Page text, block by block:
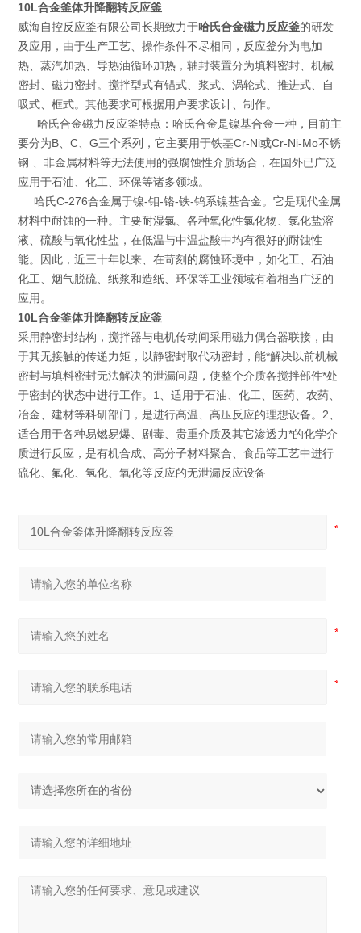
10L合金釜体升降翻转反应釜
威海自控反应釜有限公司长期致力于哈氏合金磁力反应釜的研发
及应用，由于生产工艺、操作条件不尽相同，反应釜分为电加
热、蒸汽加热、导热油循环加热，轴封装置分为填料密封、机械
密封、磁力密封。搅拌型式有锚式、浆式、涡轮式、推进式、自
吸式、框式。其他要求可根据用户要求设计、制作。
哈氏合金磁力反应釜特点：哈氏合金是镍基合金一种，目前主
要分为B、C、G三个系列，它主要用于铁基Cr-Ni或Cr-Ni-Mo不锈
钢 、非金属材料等无法使用的强腐蚀性介质场合，在国外已广泛
应用于石油、化工、环保等诸多领域。
哈氏C-276合金属于镍-钼-铬-铁-钨系镍基合金。它是现代金属
材料中耐蚀的一种。主要耐湿氯、各种氧化性氯化物、氯化盐溶
液、硫酸与氧化性盐，在低温与中温盐酸中均有很好的耐蚀性
能。因此，近三十年以来、在苛刻的腐蚀环境中，如化工、石油
化工、烟气脱硫、纸浆和造纸、环保等工业领域有着相当广泛的
应用。
10L合金釜体升降翻转反应釜
采用静密封结构，搅拌器与电机传动间采用磁力偶合器联接，由
于其无接触的传递力矩，以静密封取代动密封，能*解决以前机械
密封与填料密封无法解决的泄漏问题，使整个介质各搅拌部件*处
于密封的状态中进行工作。1、适用于石油、化工、医药、农药、
冶金、建材等科研部门，是进行高温、高压反应的理想设备。2、
适合用于各种易燃易爆、剧毒、贵重介质及其它渗透力*的化学介
质进行反应，是有机合成、高分子材料聚合、食品等工艺中进行
硫化、氟化、氢化、氧化等反应的无泄漏反应设备